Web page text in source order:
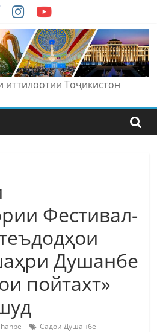
иттилоотии Тоҷикистон
Фестивал-
Душанбе
пойтахт»
Садои Душанбе